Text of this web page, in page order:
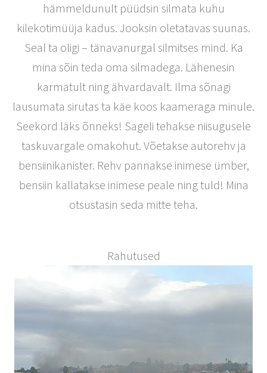
hämmeldunult püüdsin silmata kuhu
kilekotimüüja kadus. Jooksin oletatavas suunas.
Seal ta oligi – tänavanurgal silmitses mind. Ka
mina sõin teda oma silmadega. Lähenesin
karmatult ning ähvardavalt. Ilma sõnagi
lausumata sirutas ta käe koos kaameraga minule.
Seekord läks õnneks! Sageli tehakse niisugusele
taskuvargale omakohut. Võetakse autorehv ja
bensiinikanister. Rehv pannakse inimese ümber,
bensiin kallatakse inimese peale ning tuld! Mina
otsustasin seda mitte teha.
Rahutused